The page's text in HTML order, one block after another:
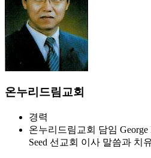
온누리드림교회
경력
온누리드림교회 담임 George
Seed 선교회 이사 말씀과 치